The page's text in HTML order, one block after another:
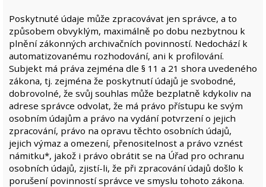
Poskytnuté údaje může zpracovávat jen správce, a to
způsobem obvyklým, maximálně po dobu nezbytnou k
plnění zákonných archivačních povinností. Nedochází k
automatizovanému rozhodování, ani k profilování.
Subjekt má práva zejména dle § 11 a 21 shora uvedeného
zákona, tj. zejména že poskytnutí údajů je svobodné,
dobrovolné, že svůj souhlas může bezplatně kdykoliv na
adrese správce odvolat, že má právo přístupu ke svým
osobním údajům a právo na vydání potvrzení o jejich
zpracování, právo na opravu těchto osobních údajů,
jejich výmaz a omezení, přenositelnost a právo vznést
námitku*, jakož i právo obrátit se na Úřad pro ochranu
osobních údajů, zjistí-li, že při zpracování údajů došlo k
porušení povinností správce ve smyslu tohoto zákona.